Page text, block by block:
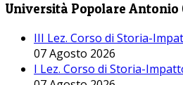
Università Popolare Antonio
III Lez. Corso di Storia-
07 Agosto 2026
I Lez. Corso di Storia-